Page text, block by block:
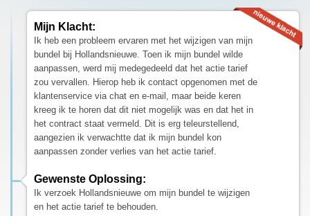
Mijn Klacht:
Ik heb een probleem ervaren met het wijzigen van mijn
bundel bij Hollandsnieuwe. Toen ik mijn bundel wilde
aanpassen, werd mij medegedeeld dat het actie tarief
zou vervallen. Hierop heb ik contact opgenomen met de
klantenservice via chat en e-mail, maar beide keren
kreeg ik te horen dat dit niet mogelijk was en dat het in
het contract staat vermeld. Dit is erg teleurstellend,
aangezien ik verwachtte dat ik mijn bundel kon
aanpassen zonder verlies van het actie tarief.
Gewenste Oplossing:
Ik verzoek Hollandsnieuwe om mijn bundel te wijzigen
en het actie tarief te behouden.